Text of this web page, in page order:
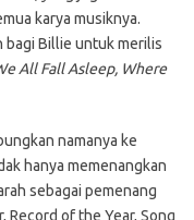
karya musiknya.
bagi Billie untuk merilis
All Fall Asleep, Where
namanya ke
hanya memenangkan
sebagai pemenang
Record of the Year, Song